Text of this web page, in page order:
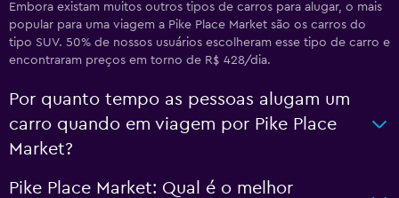
Embora existam muitos outros tipos de carros para alugar, o mais
popular para uma viagem a Pike Place Market são os carros do
tipo SUV. 50% de nossos usuários escolheram esse tipo de carro e
encontraram preços em torno de R$ 428/dia.
Por quanto tempo as pessoas alugam um
carro quando em viagem por Pike Place
Market?
Pike Place Market: Qual é o melhor